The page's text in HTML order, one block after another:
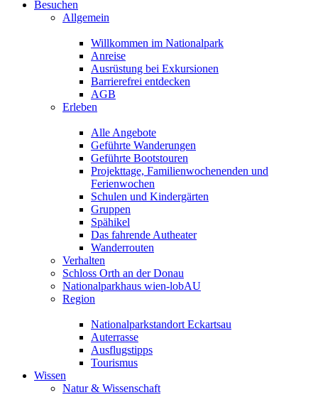
Besuchen
Allgemein
Willkommen im Nationalpark
Anreise
Ausrüstung bei Exkursionen
Barrierefrei entdecken
AGB
Erleben
Alle Angebote
Geführte Wanderungen
Geführte Bootstouren
Projekttage, Familienwochenenden und
Ferienwochen
Schulen und Kindergärten
Gruppen
Spähikel
Das fahrende Autheater
Wanderrouten
Verhalten
Schloss Orth an der Donau
Nationalparkhaus wien-lobAU
Region
Nationalparkstandort Eckartsau
Auterrasse
Ausflugstipps
Tourismus
Wissen
Natur & Wissenschaft